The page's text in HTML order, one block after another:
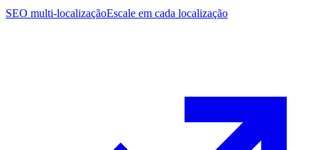
SEO multi-localizaçãoEscale em cada localização